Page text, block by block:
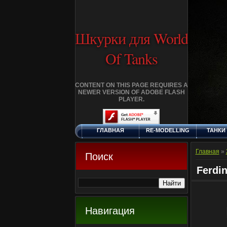
Шкурки для World
Of Tanks
CONTENT ON THIS PAGE REQUIRES A
NEWER VERSION OF ADOBE FLASH
PLAYER.
ПЯТНИЦА, 7.8.2026
ГЛАВНАЯ RE-MODELLING ТАНКИ
ДОБАВИТЬ
КЛАНЫ
Поиск
Навигация
Главная »